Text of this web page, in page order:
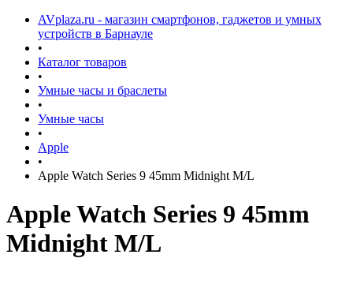
AVplaza.ru - магазин смартфонов, гаджетов и умных
устройств в Барнауле
•
Каталог товаров
•
Умные часы и браслеты
•
Умные часы
•
Apple
•
Apple Watch Series 9 45mm Midnight M/L
Apple Watch Series 9 45mm
Midnight M/L